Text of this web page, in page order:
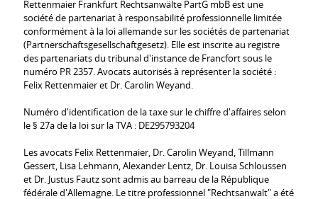
Rettenmaier Frankfurt Rechtsanwälte PartG mbB est une
société de partenariat à responsabilité professionnelle limitée
conformément à la loi allemande sur les sociétés de partenariat
(Partnerschaftsgesellschaftgesetz). Elle est inscrite au registre
des partenariats du tribunal d'instance de Francfort sous le
numéro PR 2357. Avocats autorisés à représenter la société :
Felix Rettenmaier et Dr. Carolin Weyand.
Numéro d'identification de la taxe sur le chiffre d'affaires selon
le § 27a de la loi sur la TVA : DE295793204
Les avocats Felix Rettenmaier, Dr. Carolin Weyand, Tillmann
Gessert, Lisa Lehmann, Alexander Lentz, Dr. Louisa Schloussen
et Dr. Justus Fautz sont admis au barreau de la République
fédérale d'Allemagne. Le titre professionnel "Rechtsanwalt" a été